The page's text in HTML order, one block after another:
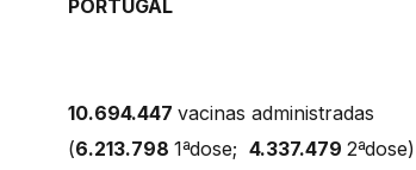
PORTUGAL
10.694.447 vacinas administradas
(6.213.798 1ªdose; 4.337.479 2ªdose)